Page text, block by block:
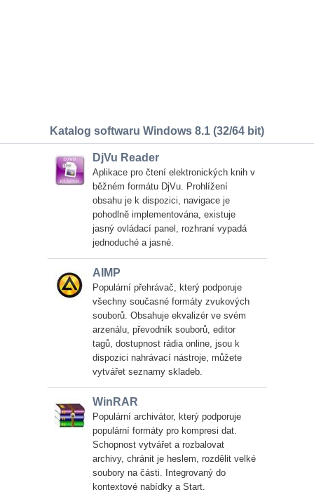
Katalog softwaru Windows 8.1 (32/64 bit)
DjVu Reader
Aplikace pro čtení elektronických knih v
běžném formátu DjVu. Prohlížení
obsahu je k dispozici, navigace je
pohodlně implementována, existuje
jasný ovládací panel, rozhraní vypadá
jednoduché a jasné.
AIMP
Populární přehrávač, který podporuje
všechny současné formáty zvukových
souborů. Obsahuje ekvalizér ve svém
arzenálu, převodník souborů, editor
tagů, dostupnost rádia online, jsou k
dispozici nahrávací nástroje, můžete
vytvářet seznamy skladeb.
WinRAR
Populární archivátor, který podporuje
populární formáty pro kompresi dat.
Schopnost vytvářet a rozbalovat
archivy, chránit je heslem, rozdělit velké
soubory na části. Integrovaný do
kontextové nabídky a Start.